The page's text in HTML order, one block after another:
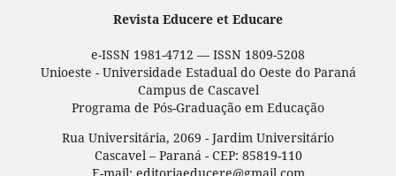
Revista Educere et Educare
e-ISSN 1981-4712 — ISSN 1809-5208
Unioeste - Universidade Estadual do Oeste do Paraná
Campus de Cascavel
Programa de Pós-Graduação em Educação
Rua Universitária, 2069 - Jardim Universitário
Cascavel – Paraná - CEP: 85819-110